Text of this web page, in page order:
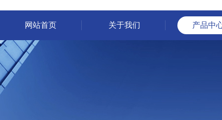
网站首页 关于我们 产品中